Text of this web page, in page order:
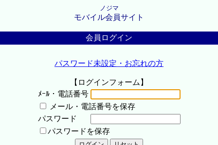
ノジマ
モバイル会員サイト
会員ログイン
パスワード未設定・お忘れの方
【ログインフォーム】
ﾒｰﾙ・電話番号
メール・電話番号を保存
パスワード
パスワードを保存